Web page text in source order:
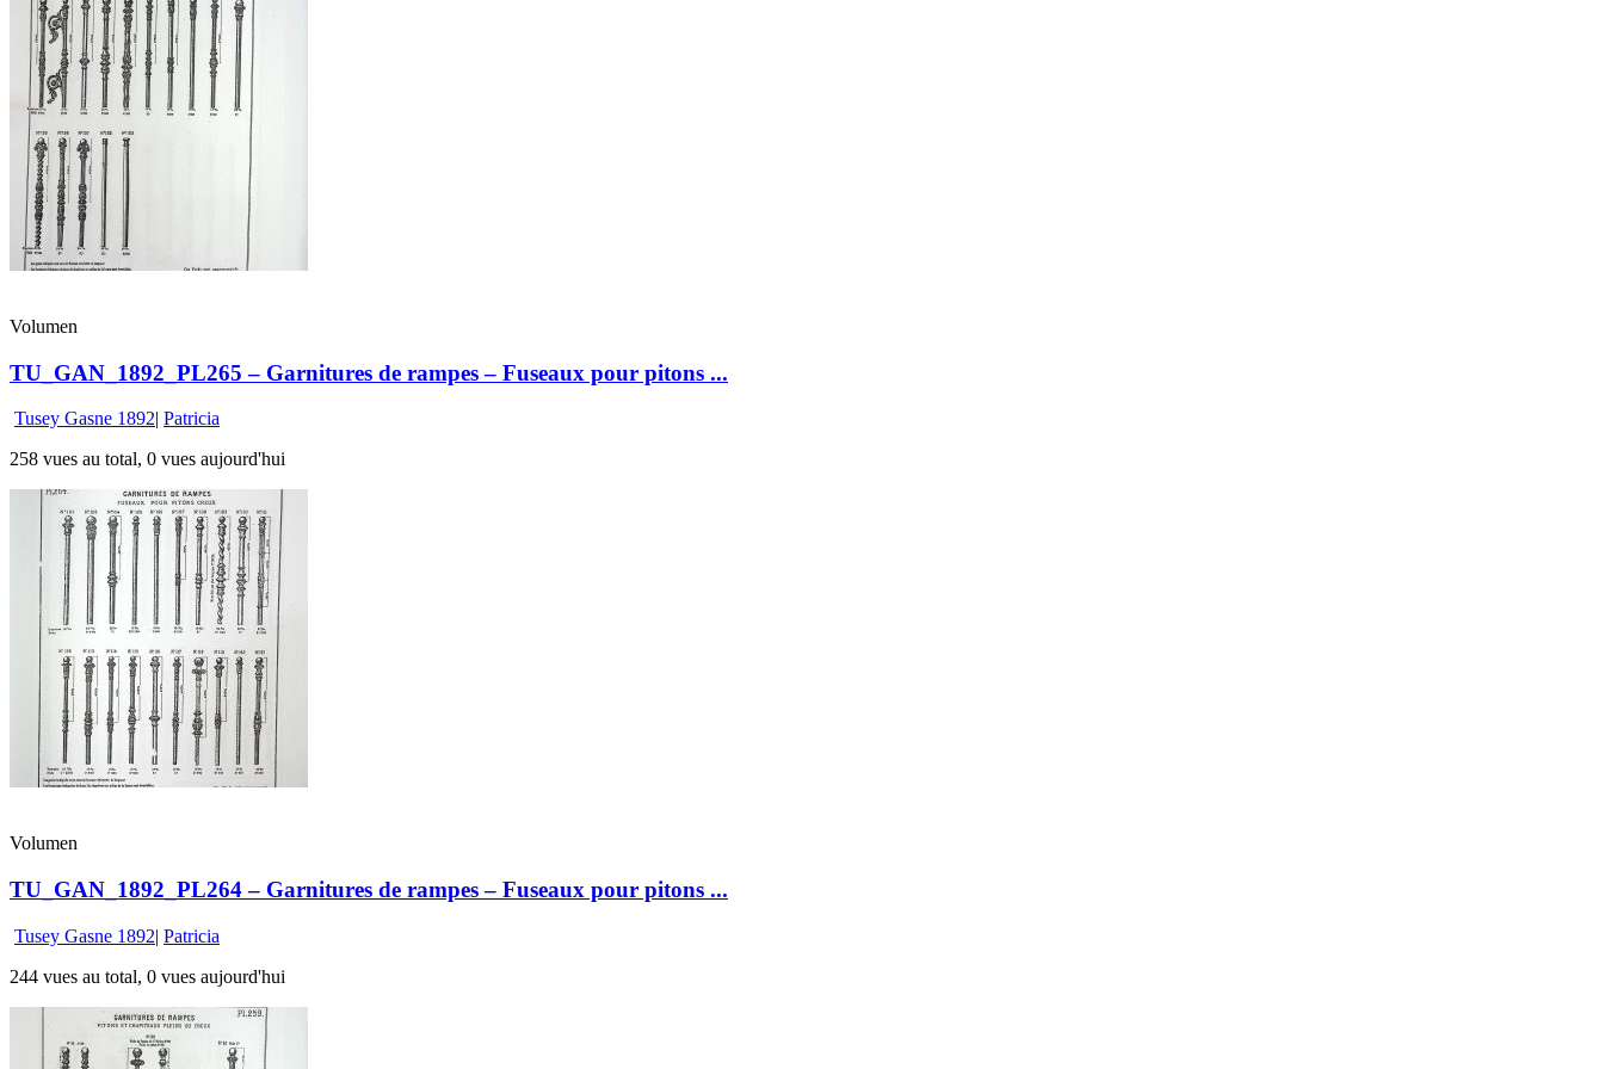
Volumen
TU_GAN_1892_PL265 – Garnitures de rampes – Fuseaux pour pitons ...
Tusey Gasne 1892| Patricia
258 vues au total, 0 vues aujourd'hui
Volumen
TU_GAN_1892_PL264 – Garnitures de rampes – Fuseaux pour pitons ...
Tusey Gasne 1892| Patricia
244 vues au total, 0 vues aujourd'hui